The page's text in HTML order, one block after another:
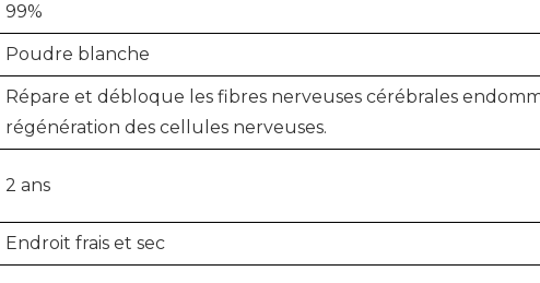
99%
Poudre blanche
Répare et débloque les fibres nerveuses cérébrales
régénération des cellules nerveuses.
2 ans
Endroit frais et sec